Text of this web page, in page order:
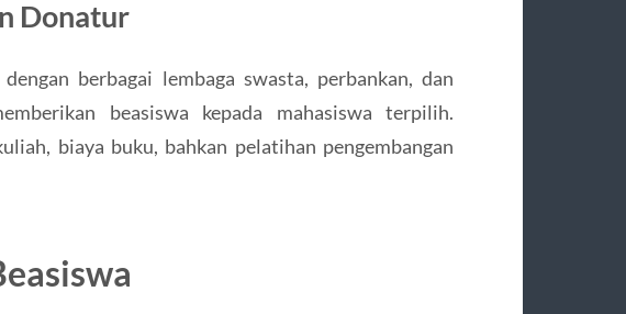
Donatur
berbagai lembaga swasta, perbankan, dan
beasiswa kepada mahasiswa terpilih.
biaya buku, bahkan pelatihan pengembangan